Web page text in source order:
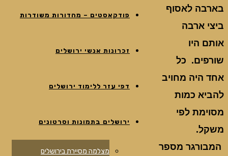
פודקאסטים – מהדורות משודרות
זכרונות אנשי ירושלים
דפי עזר ללימוד ירושלים
ירושלים בתמונות וסרטונים
מצלמה מסיירת בירושלים
בארבה לאסוף
ביצי ארבה
אותם היו
שורפים. כל
אחד היה מחויב
להביא כמות
מסוימת לפי
משקל.
המבורגר מספר